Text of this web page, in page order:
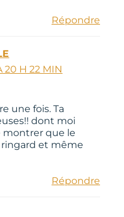
Répondre
20 H 22 MIN
une fois. Ta
dont moi
montrer que le
et même
Répondre